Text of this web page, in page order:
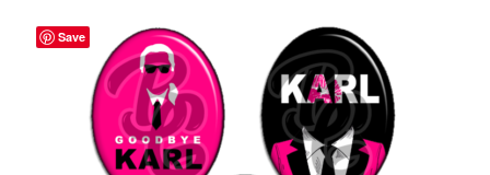
Save